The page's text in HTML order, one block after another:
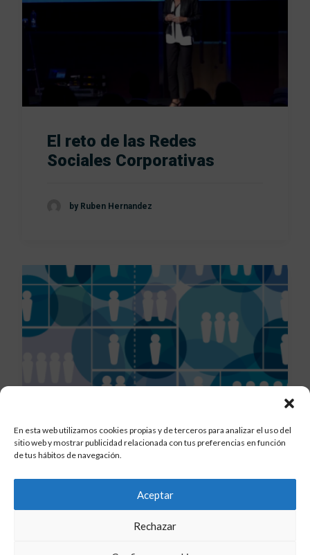
En esta web utilizamos cookies propias y de terceros para analizar el uso del
sitio web y mostrar publicidad relacionada con tus preferencias en función
de tus hábitos de navegación.
Aceptar
Rechazar
El reto de las Redes
Sociales Corporativas
by Ruben Hernandez
Casos de uso de una Red